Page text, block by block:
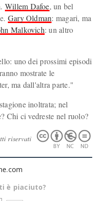
Willem Dafoe, un bel
Gary Oldman: magari, ma
Malkovich: un altro
uno dei prossimi episodi
mostrate le
ma dall'altra parte."
inoltrata; nel
Chi ci vedreste nel ruolo?
riservati
è piaciuto?